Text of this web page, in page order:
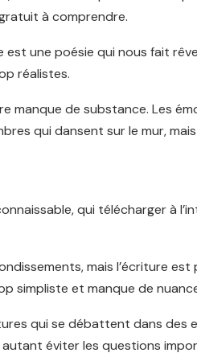
à comprendre.
une poésie qui nous fait
réalistes.
manque de substance. Les
qui dansent sur le mur,
qui télécharger à
mais l’écriture
simpliste et manque de
qui se débattent dans des
éviter les questions